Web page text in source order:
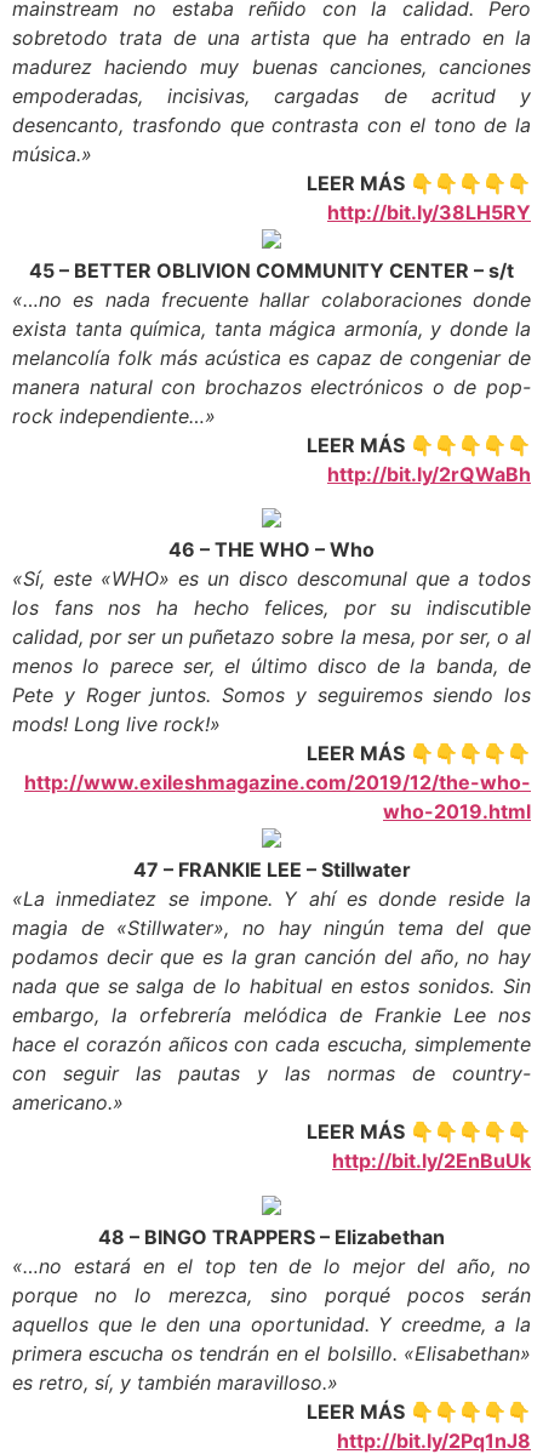
mainstream no estaba reñido con la calidad. Pero
sobretodo trata de una artista que ha entrado en la
madurez haciendo muy buenas canciones, canciones
empoderadas, incisivas, cargadas de acritud y
desencanto, trasfondo que contrasta con el tono de la
música.»
LEER MÁS 👇👇👇👇👇
http://bit.ly/38LH5RY
45 – BETTER OBLIVION COMMUNITY CENTER – s/t
«…no es nada frecuente hallar colaboraciones donde
exista tanta química, tanta mágica armonía, y donde la
melancolía folk más acústica es capaz de congeniar de
manera natural con brochazos electrónicos o de pop-
rock independiente…»
LEER MÁS 👇👇👇👇👇
http://bit.ly/2rQWaBh
46 – THE WHO – Who
«Sí, este «WHO» es un disco descomunal que a todos
los fans nos ha hecho felices, por su indiscutible
calidad, por ser un puñetazo sobre la mesa, por ser, o al
menos lo parece ser, el último disco de la banda, de
Pete y Roger juntos. Somos y seguiremos siendo los
mods! Long live rock!»
LEER MÁS 👇👇👇👇👇
http://www.exileshmagazine.com/2019/12/the-who-
who-2019.html
47 – FRANKIE LEE – Stillwater
«La inmediatez se impone. Y ahí es donde reside la
magia de «Stillwater», no hay ningún tema del que
podamos decir que es la gran canción del año, no hay
nada que se salga de lo habitual en estos sonidos. Sin
embargo, la orfebrería melódica de Frankie Lee nos
hace el corazón añicos con cada escucha, simplemente
con seguir las pautas y las normas de country-
americano.»
LEER MÁS 👇👇👇👇👇
http://bit.ly/2EnBuUk
48 – BINGO TRAPPERS – Elizabethan
«…no estará en el top ten de lo mejor del año, no
porque no lo merezca, sino porqué pocos serán
aquellos que le den una oportunidad. Y creedme, a la
primera escucha os tendrán en el bolsillo. «Elisabethan»
es retro, sí, y también maravilloso.»
LEER MÁS 👇👇👇👇👇
http://bit.ly/2Pq1nJ8